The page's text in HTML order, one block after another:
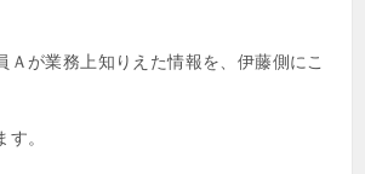
が業務上知りえた情報を、伊藤側にこ
。